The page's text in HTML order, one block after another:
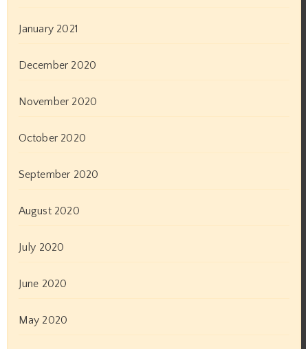
January 2021
December 2020
November 2020
October 2020
September 2020
August 2020
July 2020
June 2020
May 2020